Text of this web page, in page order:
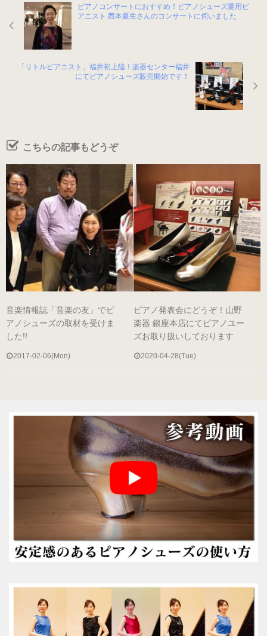
コンサート用（ヒール高6cm）
ブラック・エナメル
パールシルバー
（22.0～25.5cm）
プロ用（ヒール高7.5cm）
オーロラブラック婦人用
（22.0～25.5cm）
キラ・シルバー婦人用
（22.0～25.5cm）
（ヒールアップ3.5cm高）
ゴールド・シルバー系
その他のカラー
ヒールの高いピアノシューズ
ピアノコンサートにおすすめ！ピアノシューズ愛用ピ
アニスト 西本夏生さんのコンサートに伺いました
「リトルピアニスト」福井初上陸！楽器センター福井
にてピアノシューズ販売開始です！
こちらの記事もどうぞ
音楽情報誌「音楽の友」でピ
アノシューズの取材を受けま
した!!
2017-02-06(Mon)
ピアノ発表会にどうぞ！山野
楽器 銀座本店にてピアノユー
ズお取り扱いしております
2020-04-28(Tue)